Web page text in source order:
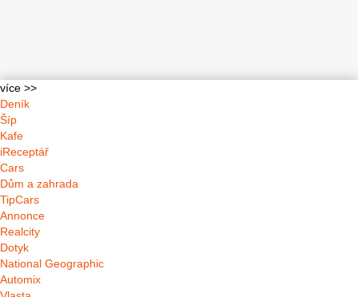
více >>
Deník
Šíp
Kafe
iReceptář
Cars
Dům a zahrada
TipCars
Annonce
Realcity
Dotyk
National Geographic
Automix